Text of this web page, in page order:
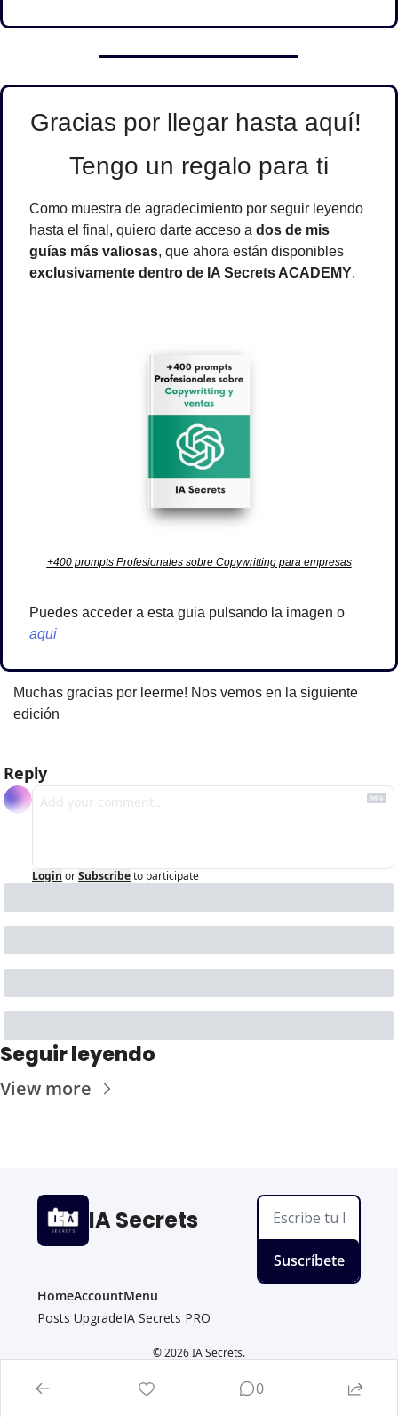
Gracias por llegar hasta aquí!
Tengo un regalo para ti
Como muestra de agradecimiento por seguir leyendo
hasta el final, quiero darte acceso a dos de mis
guías más valiosas
exclusivamente dentro de IA Secrets ACADEMY.
+400 prompts Profesionales sobre Copywritting para empresas
aqui
Muchas gracias por leerme! Nos vemos en la siguiente
edición
Reply
Login orSubscribeto participate
Seguir leyendo
View more
IA Secrets
Suscríbete
Home
Posts
Account
Upgrade
Menu
IA Secrets PRO
© 2026 IA Secrets.
0